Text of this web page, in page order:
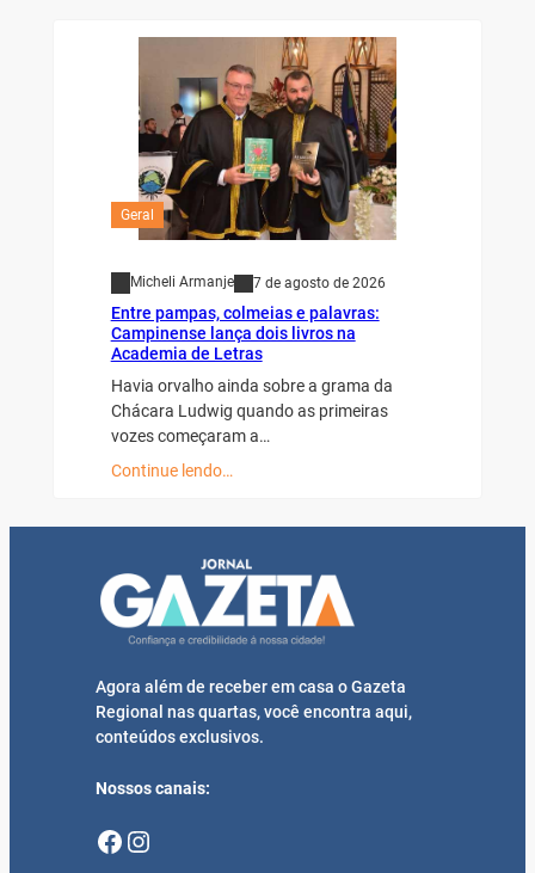
Geral
Micheli Armanje 7 de agosto de 2026
Entre pampas, colmeias e palavras:
Campinense lança dois livros na
Academia de Letras
Havia orvalho ainda sobre a grama da
Chácara Ludwig quando as primeiras
vozes começaram a…
Continue lendo…
Agora além de receber em casa o Gazeta
Regional nas quartas, você encontra aqui,
conteúdos exclusivos.
Nossos canais:
Facebook Instagram